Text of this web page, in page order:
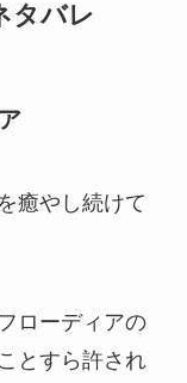
タバレ
癒やし続けて
ローディアの
とすら許され